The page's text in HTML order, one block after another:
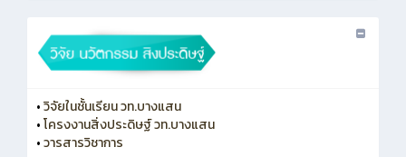
•วิจัยในชั้นเรียน วท.บางแสน
•โครงงานสิ่งประดิษฐ์ วท.บางแสน
•วารสารวิชาการ